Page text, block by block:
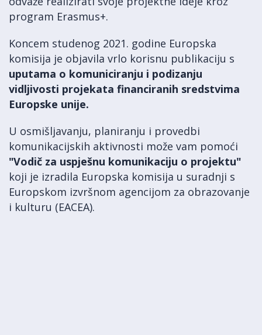
program Erasmus+.
Koncem studenog 2021. godine Europska
komisija je objavila vrlo korisnu publikaciju s
uputama o komuniciranju i podizanju
vidljivosti projekata financiranih sredstvima
Europske unije.
U osmišljavanju, planiranju i provedbi
komunikacijskih aktivnosti može vam pomoći
"Vodič za uspješnu komunikaciju o projektu"
koji je izradila Europska komisija u suradnji s
Europskom izvršnom agencijom za obrazovanje
i kulturu (EACEA).